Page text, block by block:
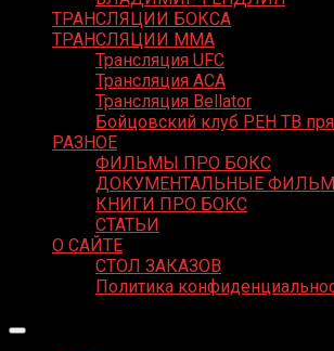
ТРАНСЛЯЦИИ БОКСА
ТРАНСЛЯЦИИ MMA
Трансляция UFC
Трансляция ACA
Трансляция Bellator
Бойцовский клуб РЕН ТВ
РАЗНОЕ
ФИЛЬМЫ ПРО БОКС
ДОКУМЕНТАЛЬНЫЕ
КНИГИ ПРО БОКС
СТАТЬИ
О САЙТЕ
СТОЛ ЗАКАЗОВ
Политика